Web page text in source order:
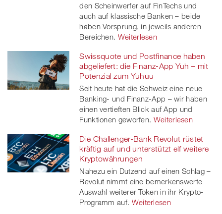
den Scheinwerfer auf FinTechs und
auch auf klassische Banken – beide
haben Vorsprung, in jeweils anderen
Bereichen. Weiterlesen
Swissquote und Postfinance haben
abgeliefert: die Finanz-App Yuh – mit
Potenzial zum Yuhuu
Seit heute hat die Schweiz eine neue
Banking- und Finanz-App – wir haben
einen vertieften Blick auf App und
Funktionen geworfen. Weiterlesen
Die Challenger-Bank Revolut rüstet
kräftig auf und unterstützt elf weitere
Kryptowährungen
Nahezu ein Dutzend auf einen Schlag –
Revolut nimmt eine bemerkenswerte
Auswahl weiterer Token in ihr Krypto-
Programm auf. Weiterlesen